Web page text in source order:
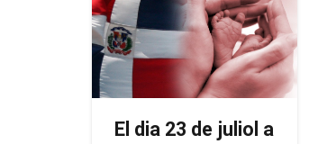
El dia 23 de juliol a